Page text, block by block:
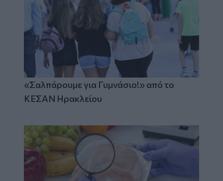
«Σαλπάρουμε για Γυμνάσιο!» από το
ΚΕΣΑΝ Ηρακλείου